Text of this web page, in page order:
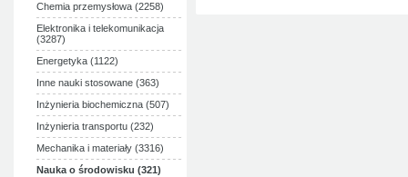
Chemia przemysłowa (2258)
Elektronika i telekomunikacja
(3287)
Energetyka (1122)
Inne nauki stosowane (363)
Inżynieria biochemiczna (507)
Inżynieria transportu (232)
Mechanika i materiały (3316)
Nauka o środowisku (321)